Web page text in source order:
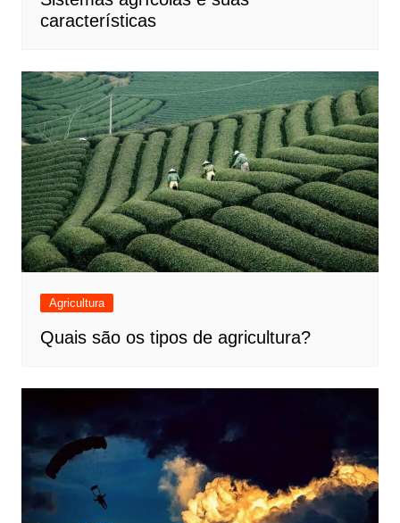
características
Agricultura
Quais são os tipos de agricultura?